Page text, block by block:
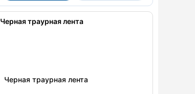
Черная траурная лента